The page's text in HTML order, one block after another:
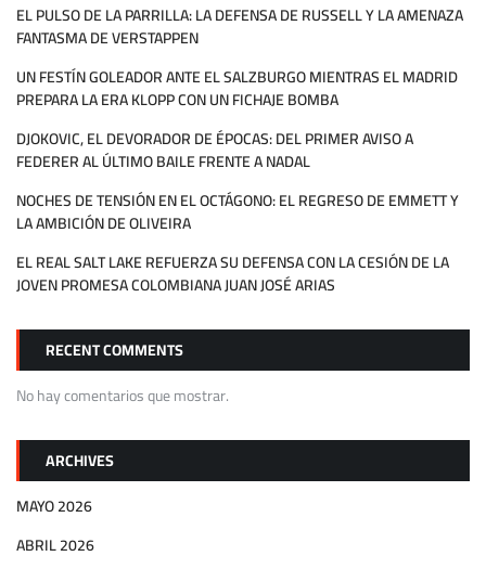
EL PULSO DE LA PARRILLA: LA DEFENSA DE RUSSELL Y LA AMENAZA
FANTASMA DE VERSTAPPEN
UN FESTÍN GOLEADOR ANTE EL SALZBURGO MIENTRAS EL MADRID
PREPARA LA ERA KLOPP CON UN FICHAJE BOMBA
DJOKOVIC, EL DEVORADOR DE ÉPOCAS: DEL PRIMER AVISO A
FEDERER AL ÚLTIMO BAILE FRENTE A NADAL
NOCHES DE TENSIÓN EN EL OCTÁGONO: EL REGRESO DE EMMETT Y
LA AMBICIÓN DE OLIVEIRA
EL REAL SALT LAKE REFUERZA SU DEFENSA CON LA CESIÓN DE LA
JOVEN PROMESA COLOMBIANA JUAN JOSÉ ARIAS
RECENT COMMENTS
No hay comentarios que mostrar.
ARCHIVES
MAYO 2026
ABRIL 2026